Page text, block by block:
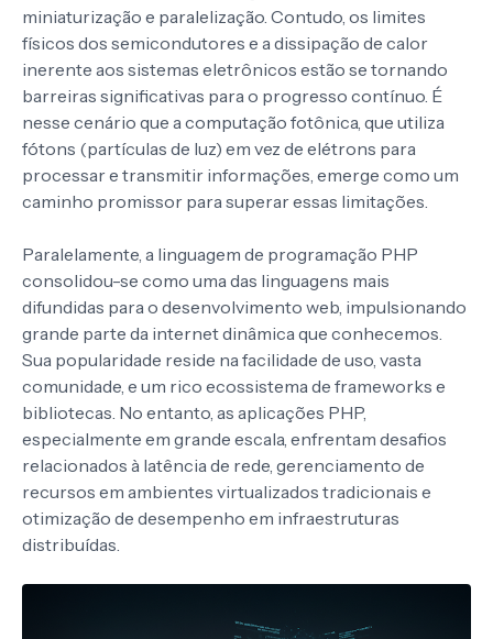
miniaturização e paralelização. Contudo, os limites
físicos dos semicondutores e a dissipação de calor
inerente aos sistemas eletrônicos estão se tornando
barreiras significativas para o progresso contínuo. É
nesse cenário que a computação fotônica, que utiliza
fótons (partículas de luz) em vez de elétrons para
processar e transmitir informações, emerge como um
caminho promissor para superar essas limitações.
Paralelamente, a linguagem de programação PHP
consolidou-se como uma das linguagens mais
difundidas para o desenvolvimento web, impulsionando
grande parte da internet dinâmica que conhecemos.
Sua popularidade reside na facilidade de uso, vasta
comunidade, e um rico ecossistema de frameworks e
bibliotecas. No entanto, as aplicações PHP,
especialmente em grande escala, enfrentam desafios
relacionados à latência de rede, gerenciamento de
recursos em ambientes virtualizados tradicionais e
otimização de desempenho em infraestruturas
distribuídas.